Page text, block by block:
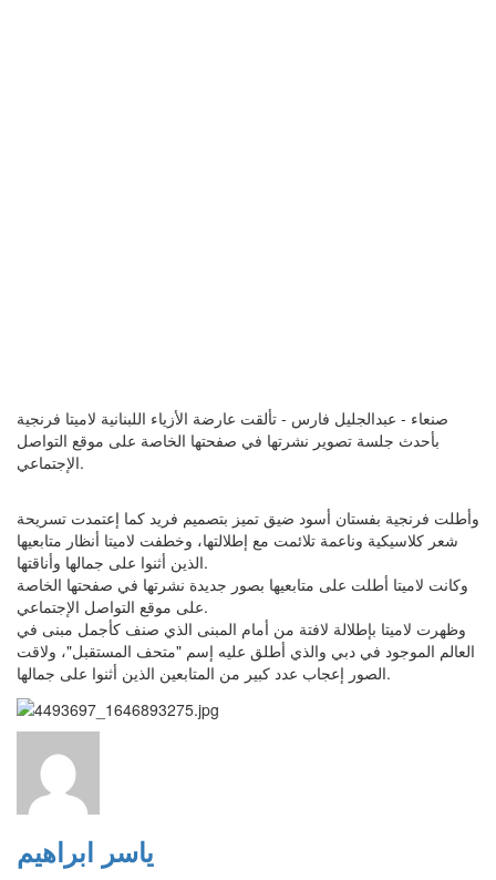
صنعاء - عبدالجليل فارس - تألقت عارضة الأزياء اللبنانية ​لاميتا فرنجية​
بأحدث جلسة تصوير نشرتها في صفحتها الخاصة على موقع التواصل
الإجتماعي.
وأطلت فرنجية بفستان أسود ضيق تميز بتصميم فريد كما إعتمدت تسريحة
شعر كلاسيكية وناعمة تلائمت مع إطلالتها، وخطفت لاميتا أنظار متابعيها
الذين أثنوا على جمالها وأناقتها.
وكانت لاميتا أطلت على متابعيها بصور جديدة نشرتها في صفحتها الخاصة
على موقع التواصل الإجتماعي.
وظهرت لاميتا بإطلالة لافتة من أمام المبنى الذي صنف كأجمل مبنى في
العالم الموجود في دبي والذي أطلق عليه إسم "متحف المستقبل"، ولاقت
الصور إعجاب عدد كبير من المتابعين الذين أثنوا على جمالها.
ياسر ابراهيم